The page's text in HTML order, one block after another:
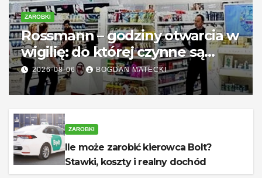
ZAROBKI
Rossmann – godziny otwarcia w
wigilię: do której czynne są
sklepy?
2026-08-06 BOGDAN MATECKI
ZAROBKI
Ile może zarobić kierowca Bolt?
Stawki, koszty i realny dochód